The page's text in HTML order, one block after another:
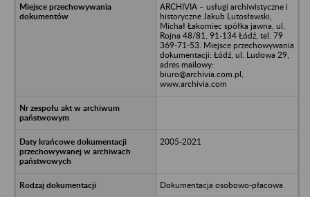
ARCHIVIA – usługi archiwistyczne i
historyczne Jakub Lutosławski,
Michał Łakomiec spółka jawna, ul.
Rojna 48/81, 91-134 Łódź, tel. 79
369-71-53. Miejsce przechowywania
dokumentacji: Łódź, ul. Ludowa 29,
adres mailowy:
biuro@archivia.com.pl,
www.archivia.com
2005-2021
Dokumentacja osobowo-płacowa